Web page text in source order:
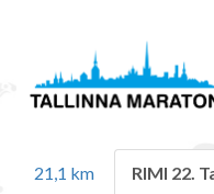
21,1 km RIMI 22.